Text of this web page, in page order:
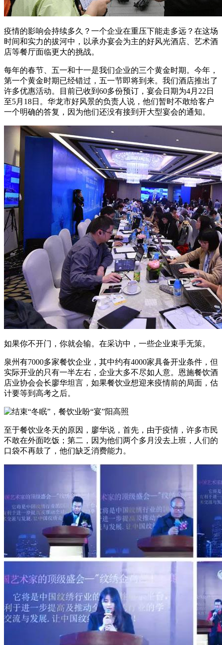
疫情的影响会持续多久？一个企业在重压下能走多远？在这场
时间和实力的拔河中，以承办宴会为主的好风光酒店、艺术酒
店等餐厅面临更大的挑战。
每年的春节、五一和十一是我们企业的三个黄金时期。今年，
第一个黄金时期已经错过，五一节即将到来。我们酒店推出了
许多优惠活动。目前已收到60多份预订，宴会日期为4月22日
至5月18日。华龙市好风景的负责人说，他们暂时不敢给客户
一个明确的答复，因为他们还没有接到开大型宴会的通知。
如果你不开门，你就会输。在采访中，一些企业束手无策。
泉州有7000多家餐饮企业，其中约有4000家具备开业条件，但
实际开业的只有一半左右，企业大多不尽如人意。恩施餐饮酒
店业协会会长廖华坦言，如果餐饮业想迎来疫情前的局面，估
计要等到高考之后。
至于餐饮业冬天的原因，廖华说，首先，由于疫情，许多市民
不敢在外面吃饭；第二，因为他们两个多月没去上班，人们的
口袋不再鼓了，他们缺乏消费能力。